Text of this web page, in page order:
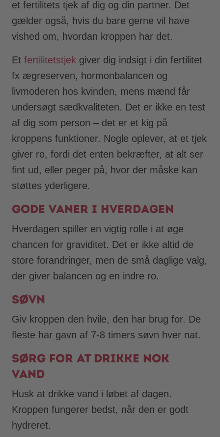
et fertilitets tjek af dig og din partner. Det
gælder også, hvis du bare gerne vil have
vished om, hvordan kroppen har det.
Et fertilitetstjek giver dig indsigt i din fertilitet
fx ægreserven, hormonbalancen og
livmoderen hos kvinden, mens mænd får
undersøgt sædkvaliteten. Det er ikke en test
af dig som person – det er et kig på
kroppens funktioner. Nogle oplever, at et tjek
giver ro, fordi det enten bekræfter, at alt ser
fint ud, eller peger på, hvor der måske kan
støttes yderligere.
Gode vaner i hverdagen
Hverdagen spiller en vigtig rolle i at øge
chancen for graviditet. Det er ikke altid de
store forandringer, men de små daglige valg,
der giver balancen og en indre ro.
Søvn
Giv kroppen den hvile, den har brug for. De
fleste har gavn af 7-8 timers søvn hver nat.
Sørg for at drikke nok
vand
Husk at drikke vand i løbet af dagen.
Kroppen fungerer bedst, når den er godt
hydreret.